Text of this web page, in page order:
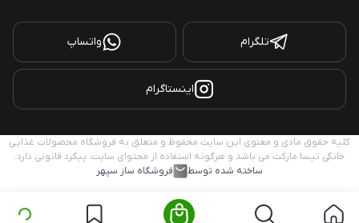
تلگرام واتساپ
اینستاگرام
کلیه حقوق مادی و معنوی این سایت محفوظ و متعلق به فروشگاه محصولات غذایی
خانگی تیسا مارکت می باشد و هرگونه استفاده از محتوای سایت، پیگرد قانونی دارد.
ساخته شده توسط
فروشگاه ساز سپهر